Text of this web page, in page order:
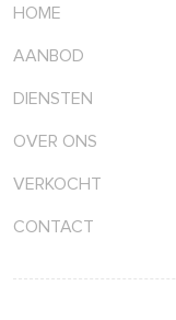
HOME
AANBOD
DIENSTEN
OVER ONS
VERKOCHT
CONTACT